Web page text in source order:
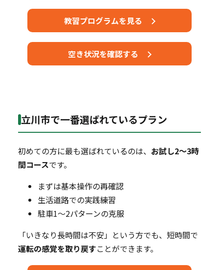
教習プログラムを見る
空き状況を確認する
立川市で一番選ばれているプラン
初めての方に最も選ばれているのは、 お試し2～3時
間コースです。
まずは基本操作の再確認
生活道路での実践練習
駐車1～2パターンの克服
「いきなり長時間は不安」という方でも、短時間で
運転の感覚を取り戻すことができます。